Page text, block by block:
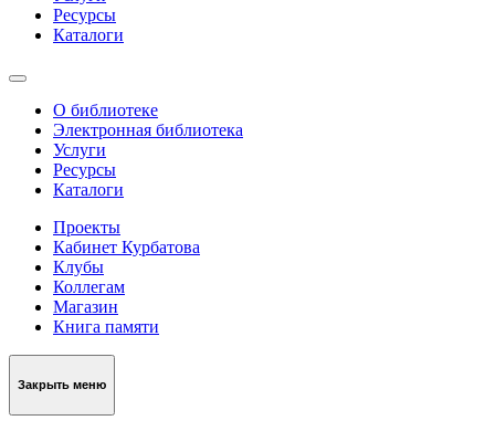
Ресурсы
Каталоги
О библиотеке
Электронная библиотека
Услуги
Ресурсы
Каталоги
Проекты
Кабинет Курбатова
Клубы
Коллегам
Магазин
Книга памяти
Закрыть меню